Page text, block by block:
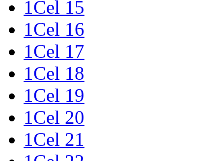
1Cel 15
1Cel 16
1Cel 17
1Cel 18
1Cel 19
1Cel 20
1Cel 21